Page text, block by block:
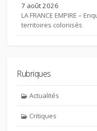
7 août 2026
LA FRANCE EMPIRE –
territoires colonisés
Rubriques
Actualités
Critiques